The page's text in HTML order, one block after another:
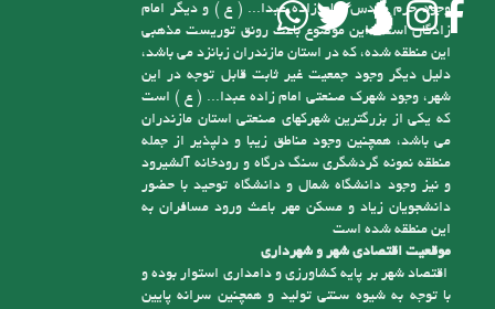
این منطقه شده، که در استان مازندران زبانزد می باشد،
دلیل دیگر وجود جمعیت غیر ثابت قابل توجه در این
شهر، وجود شهرک صنعتی امام زاده عبدا... ( ع ) است
که یکی از بزرگترین شهرکهای صنعتی استان مازندران
می باشد، همچنین وجود مناطق زیبا و دلپذیر از جمله
منطقه نمونه گردشگری سنگ درگاه و رودخانه آلشیرود
و نیز وجود دانشگاه شمال و دانشگاه توحید با حضور
دانشجویان زیاد و مسکن مهر باعث ورود مسافران به
این منطقه شده است
موقعیت اقتصادی شهر و شهرداری
اقتصاد شهر بر پایه کشاورزی و دامداری استوار بوده و
با توجه به شیوه سنتی تولید و همچنین سرانه پایین
زمین کشاورزی، درآمد سرانه شهروندان پایین است،
به همین دلیل درآمدهای شهرداری ناچیز بوده و کفاف